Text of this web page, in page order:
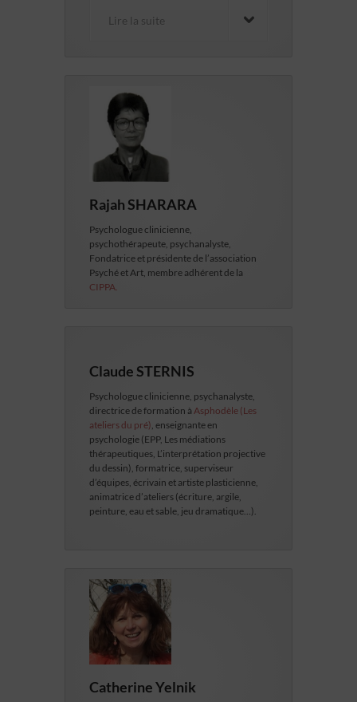
Lire la suite
Rajah SHARARA
Psychologue clinicienne,
psychothérapeute, psychanalyste,
Fondatrice et présidente de l’association
Psyché et Art, membre adhérent de la
CIPPA.
Claude STERNIS
Psychologue clinicienne, psychanalyste,
directrice de formation à Asphodèle (Les
ateliers du pré) , enseignante en
psychologie (EPP, Les médiations
thérapeutiques, L’interprétation projective
du dessin), formatrice, superviseur
d’équipes, écrivain et artiste plasticienne,
animatrice d’ateliers (écriture, argile,
peinture, eau et sable, jeu dramatique…).
Catherine Yelnik